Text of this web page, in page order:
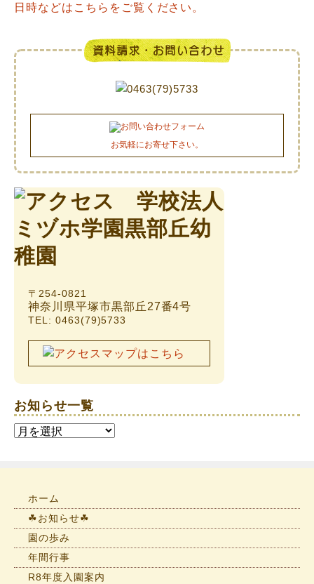
日時などはこちらをご覧ください。
お気軽にお寄せ下さい。
〒254-0821
神奈川県平塚市黒部丘27番4号
TEL: 0463(79)5733
お知らせ一覧
お
ホーム
☘お知らせ☘
園の歩み
年間行事
R8年度入園案内